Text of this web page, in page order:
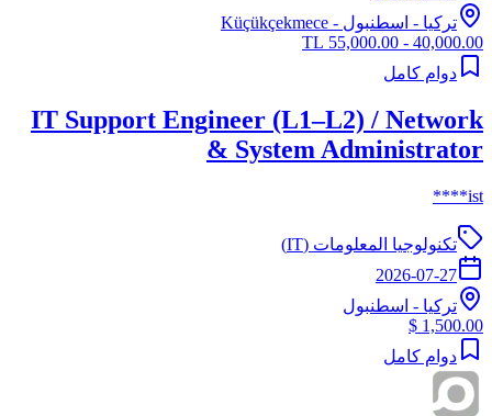
تركيا - اسطنبول - Küçükçekmece
40,000.00 - 55,000.00 TL
دوام كامل
IT Support Engineer (L1–L2) / Network
& System Administrator
ist****
تكنولوجيا المعلومات (IT)
2026-07-27
تركيا - اسطنبول
1,500.00 $
دوام كامل